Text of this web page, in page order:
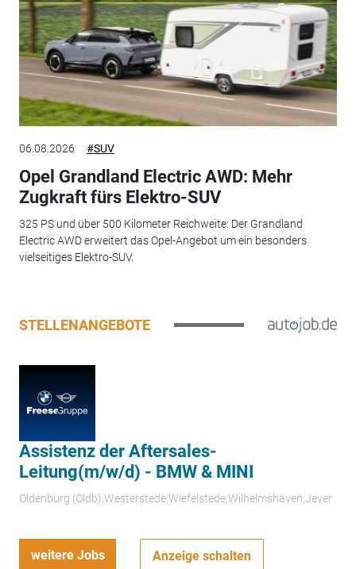
06.08.2026 #SUV
Opel Grandland Electric AWD: Mehr
Zugkraft fürs Elektro-SUV
325 PS und über 500 Kilometer Reichweite: Der Grandland
Electric AWD erweitert das Opel-Angebot um ein besonders
vielseitiges Elektro-SUV.
STELLENANGEBOTE
Assistenz der Aftersales-
Leitung(m/w/d) - BMW & MINI
Oldenburg (Oldb);Westerstede;Wiefelstede;Wilhelmshaven;Jever
weitere Jobs Anzeige schalten